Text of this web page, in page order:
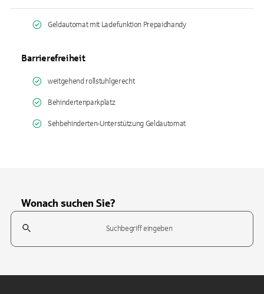
Geldautomat mit Ladefunktion Prepaidhandy
Barrierefreiheit
weitgehend rollstuhlgerecht
Behindertenparkplatz
Sehbehinderten-Unterstützung Geldautomat
Wonach suchen Sie?
Suchfeld